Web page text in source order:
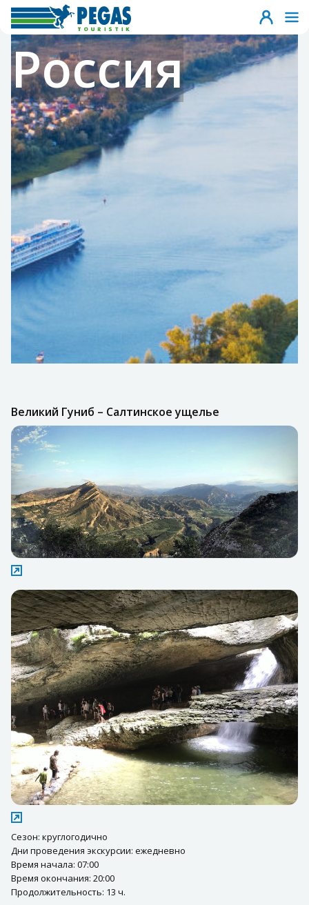
Россия
Великий Гуниб – Салтинское ущелье
Сезон: круглогодично
Дни проведения экскурсии: ежедневно
Время начала: 07:00
Время окончания: 20:00
Продолжительность: 13 ч.